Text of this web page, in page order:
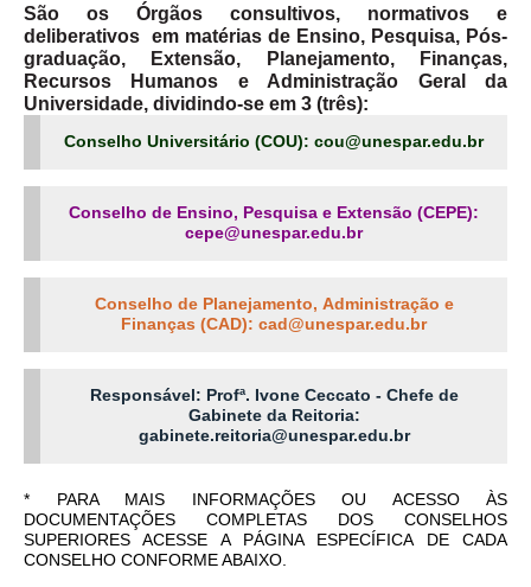
São os Órgãos consultivos, normativos e
deliberativos em matérias de Ensino, Pesquisa, Pós-
graduação, Extensão, Planejamento, Finanças,
Recursos Humanos e Administração Geral da
Universidade, dividindo-se em 3 (três):
Conselho Universitário (COU): cou@unespar.edu.br
Conselho de Ensino, Pesquisa e Extensão (CEPE):
cepe@unespar.edu.br
Conselho de Planejamento, Administração e
Finanças (CAD): cad@unespar.edu.br
Responsável: Profª. Ivone Ceccato - Chefe de
Gabinete da Reitoria:
gabinete.reitoria@unespar.edu.br
* PARA MAIS INFORMAÇÕES OU ACESSO ÀS
DOCUMENTAÇÕES COMPLETAS DOS CONSELHOS
SUPERIORES ACESSE A PÁGINA ESPECÍFICA DE CADA
CONSELHO CONFORME ABAIXO.